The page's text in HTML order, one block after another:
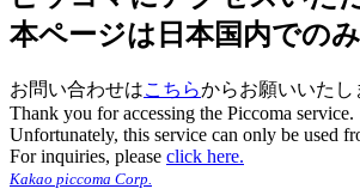
本ページは日本国内での
お問い合わせはこちらからお願いいたし
Thank you for accessing the Piccoma service.
Unfortunately, this service can only be used
For inquiries, please click here.
Kakao piccoma Corp.